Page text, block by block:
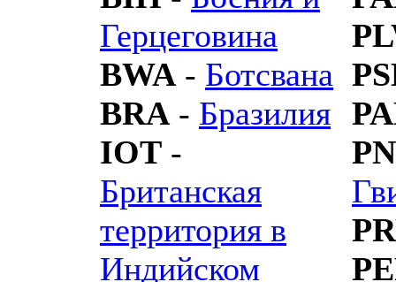
Герцеговина
BWA - Ботсвана
BRA - Бразилия
IOT -
Британская
территория в
Индийском